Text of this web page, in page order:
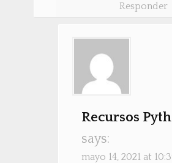
Responder
Recursos
says:
mayo 14, 2021 at